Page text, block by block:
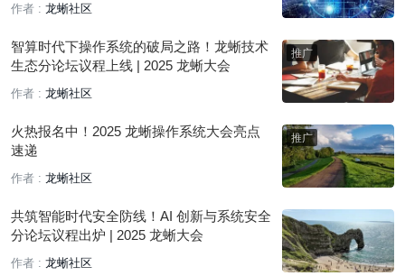
作者 : 龙蜥社区
智算时代下操作系统的破局之路！龙蜥技术
生态分论坛议程上线 | 2025 龙蜥大会
作者 : 龙蜥社区
火热报名中！2025 龙蜥操作系统大会亮点
速递
作者 : 龙蜥社区
共筑智能时代安全防线！AI 创新与系统安全
分论坛议程出炉 | 2025 龙蜥大会
作者 : 龙蜥社区